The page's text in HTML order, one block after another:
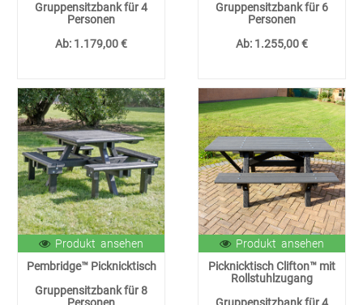
Gruppensitzbank für 4
Personen
Ab: 1.179,00 €
Gruppensitzbank für 6
Personen
Ab: 1.255,00 €
Produkt ansehen
Pembridge™ Picknicktisch
Gruppensitzbank für 8
Produkt ansehen
Picknicktisch Clifton™ mit
Rollstuhlzugang